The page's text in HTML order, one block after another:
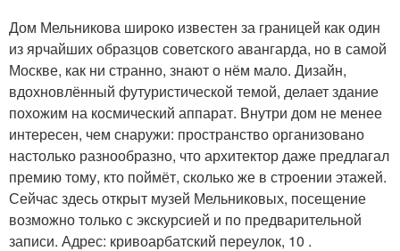
Дом Мельникова широко известен за границей как один
из ярчайших образцов советского авангарда, но в самой
Москве, как ни странно, знают о нём мало. Дизайн,
вдохновлённый футуристической темой, делает здание
похожим на космический аппарат. Внутри дом не менее
интересен, чем снаружи: пространство организовано
настолько разнообразно, что архитектор даже предлагал
премию тому, кто поймёт, сколько же в строении этажей.
Сейчас здесь открыт музей Мельниковых, посещение
возможно только с экскурсией и по предварительной
записи. Адрес: кривоарбатский переулок, 10 .